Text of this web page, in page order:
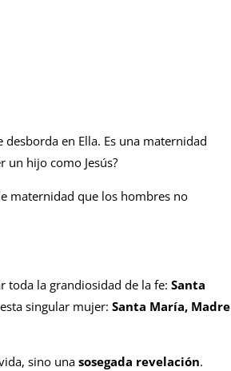
desborda en Ella. Es una maternidad
un hijo como Jesús?
maternidad que los hombres no
toda la grandiosidad de la fe: Santa
singular mujer: Santa María, Madre
sino una sosegada revelación.